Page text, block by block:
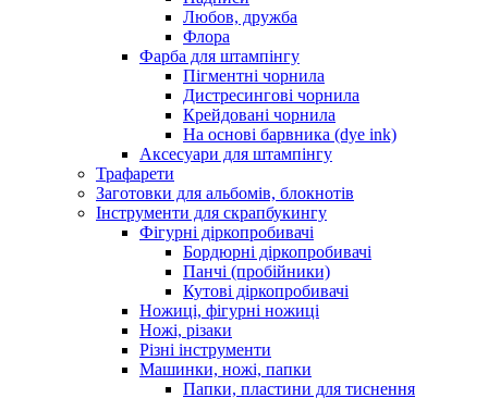
Любов, дружба
Флора
Фарба для штампінгу
Пігментні чорнила
Дистресингові чорнила
Крейдовані чорнила
На основі барвника (dye ink)
Аксесуари для штампінгу
Трафарети
Заготовки для альбомів, блокнотів
Інструменти для скрапбукингу
Фігурні діркопробивачі
Бордюрні діркопробивачі
Панчі (пробійники)
Кутові діркопробивачі
Ножиці, фігурні ножиці
Ножі, різаки
Різні інструменти
Машинки, ножі, папки
Папки, пластини для тиснення